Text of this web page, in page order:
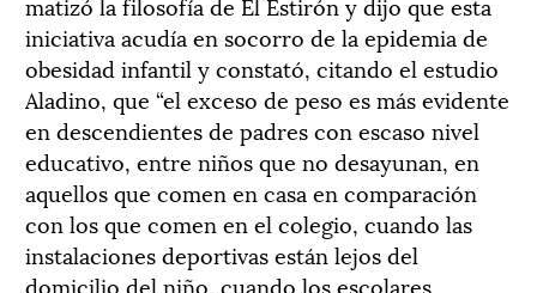
iniciativa acudía en socorro de la epidemia de
obesidad infantil y constató, citando el estudio
Aladino, que “el exceso de peso es más evidente
en descendientes de padres con escaso nivel
educativo, entre niños que no desayunan, en
aquellos que comen en casa en comparación
con los que comen en el colegio, cuando las
instalaciones deportivas están lejos del
domicilio del niño, cuando los escolares